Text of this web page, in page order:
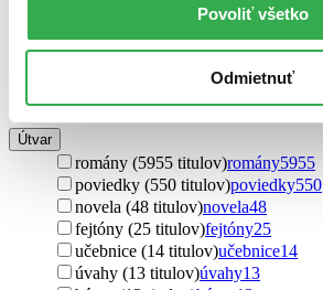
Povoliť všetko
Odmietnuť
Maroko (8 titulov)Maroko8
Sýria (6 titulov)Sýria6
Belgicko5
Útvar
romány (5955 titulov)romány5955
poviedky (550 titulov)poviedky550
novela (48 titulov)novela48
fejtóny (25 titulov)fejtóny25
učebnice (14 titulov)učebnice14
úvahy (13 titulov)úvahy13